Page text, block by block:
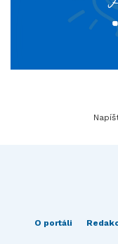
O portáli